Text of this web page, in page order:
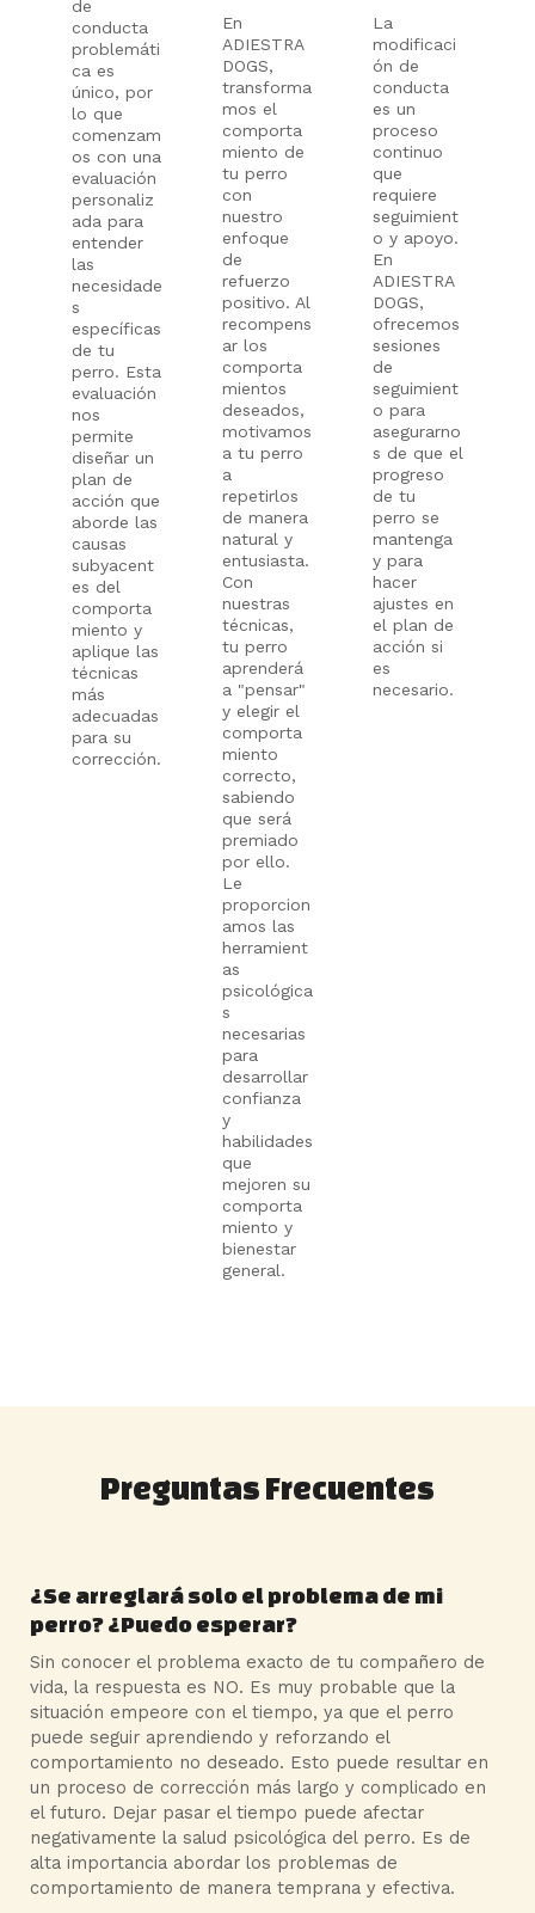
de
conducta
problemáti
ca es
único, por
lo que
comenzam
os con una
evaluación
personaliz
ada para
entender
las
necesidade
s
específicas
de tu
perro. Esta
evaluación
nos
permite
diseñar un
plan de
acción que
aborde las
causas
subyacent
es del
comporta
miento y
aplique las
técnicas
más
adecuadas
para su
corrección.
En
ADIESTRA
DOGS,
transforma
mos el
comporta
miento de
tu perro
con
nuestro
enfoque
de
refuerzo
positivo. Al
recompens
ar los
comporta
mientos
deseados,
motivamos
a tu perro
a
repetirlos
de manera
natural y
entusiasta.
Con
nuestras
técnicas,
tu perro
aprenderá
a "pensar"
y elegir el
comporta
miento
correcto,
sabiendo
que será
premiado
por ello.
Le
proporcion
amos las
herramient
as
psicológica
s
necesarias
para
desarrollar
confianza
y
habilidades
que
mejoren su
comporta
miento y
bienestar
general.
La
modificaci
ón de
conducta
es un
proceso
continuo
que
requiere
seguimient
o y apoyo.
En
ADIESTRA
DOGS,
ofrecemos
sesiones
de
seguimient
o para
asegurarno
s de que el
progreso
de tu
perro se
mantenga
y para
hacer
ajustes en
el plan de
acción si
es
necesario.
Preguntas Frecuentes
¿Se arreglará solo el problema de mi
perro? ¿Puedo esperar?
Sin conocer el problema exacto de tu compañero de
vida, la respuesta es NO. Es muy probable que la
situación empeore con el tiempo, ya que el perro
puede seguir aprendiendo y reforzando el
comportamiento no deseado. Esto puede resultar en
un proceso de corrección más largo y complicado en
el futuro. Dejar pasar el tiempo puede afectar
negativamente la salud psicológica del perro. Es de
alta importancia abordar los problemas de
comportamiento de manera temprana y efectiva.